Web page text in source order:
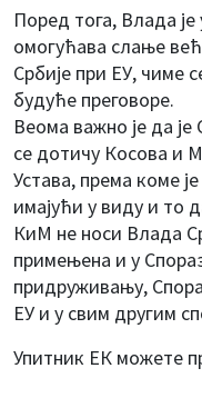
Поред тога, Влада је
омогућава слање
Србије при ЕУ, чиме
будуће преговоре.
Веома важно је да је
се дотичу Косова и
Устава, према коме
имајући у виду и то
КиМ не носи Влада
примењена и у
придруживању,
ЕУ и у свим другим
Упитник ЕК можете